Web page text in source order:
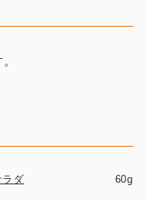
ダ 60g